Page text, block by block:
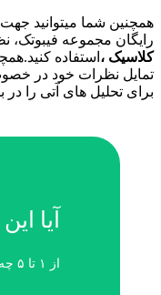
میتوانید جهت
فیبوتک، نظیر دوره
استفاده کنید.همچنین
خود در خصوص این
های آتی را در بخش
آیا این